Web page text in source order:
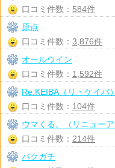
口コミ件数： 584件
原点
口コミ件数： 3,876件
オールウイン
口コミ件数： 1,592件
Re:KEIBA（リ・ケイバ）
口コミ件数： 104件
ウマくる。（リニューア
口コミ件数： 214件
バクガチ